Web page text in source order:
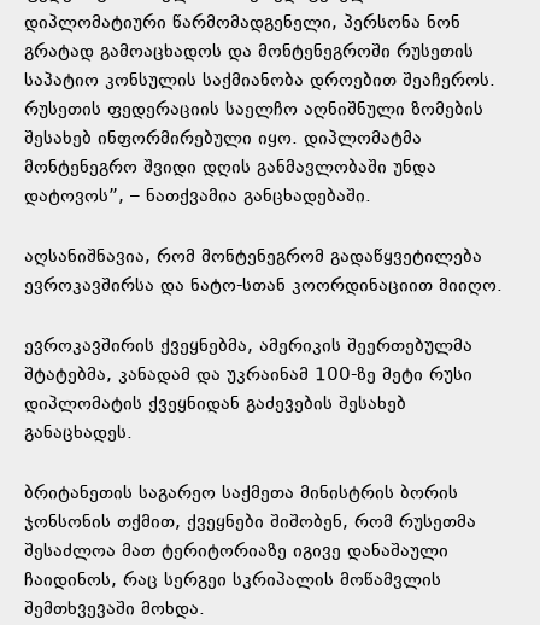
დიპლომატიური წარმომადგენელი, პერსონა ნონ
გრატად გამოაცხადოს და მონტენეგროში რუსეთის
საპატიო კონსულის საქმიანობა დროებით შეაჩეროს.
რუსეთის ფედერაციის საელჩო აღნიშნული ზომების
შესახებ ინფორმირებული იყო. დიპლომატმა
მონტენეგრო შვიდი დღის განმავლობაში უნდა
დატოვოს”, – ნათქვამია განცხადებაში.
აღსანიშნავია, რომ მონტენეგრომ გადაწყვეტილება
ევროკავშირსა და ნატო-სთან კოორდინაციით მიიღო.
ევროკავშირის ქვეყნებმა, ამერიკის შეერთებულმა
შტატებმა, კანადამ და უკრაინამ 100-ზე მეტი რუსი
დიპლომატის ქვეყნიდან გაძევების შესახებ
განაცხადეს.
ბრიტანეთის საგარეო საქმეთა მინისტრის ბორის
ჯონსონის თქმით, ქვეყნები შიშობენ, რომ რუსეთმა
შესაძლოა მათ ტერიტორიაზე იგივე დანაშაული
ჩაიდინოს, რაც სერგეი სკრიპალის მოწამვლის
შემთხვევაში მოხდა.